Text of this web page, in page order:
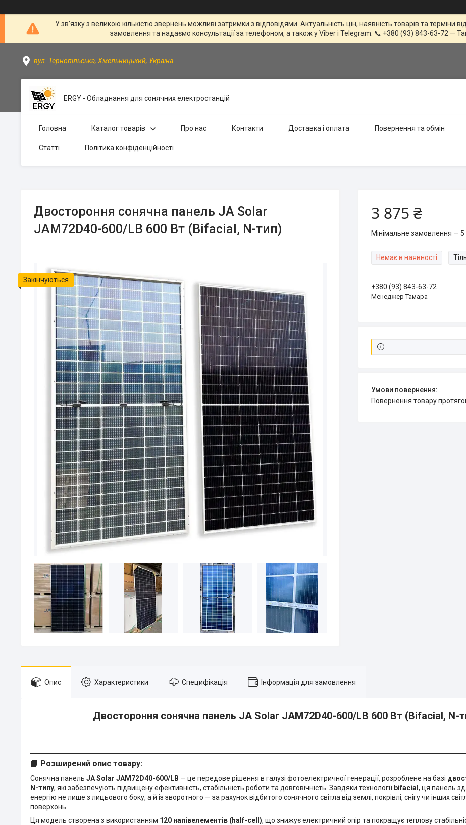
У зв’язку з великою кількістю звернень можливі затримки з відповідями. Актуальність цін, наявність товарів та
замовлення та надаємо консультації за телефоном, а також у Viber і Telegram. 📞 +380 (93) 843-63-72 —
вул. Тернопільська, Хмельницький, Україна
ERGY - Обладнання для сонячних електростанцій
Головна Каталог товарів Про нас Контакти Доставка і оплата Повернення та обмін
Статті Політика конфіденційності
Двостороння сонячна панель JA Solar
JAM72D40-600/LB 600 Вт (Bifacial, N-тип)
Закінчуються
3 875 ₴
Мінімальне замовлення — 5
Немає в наявності
+380 (93) 843-63-72
Менеджер Тамара
повернення товару
Опис Характеристики Специфікація Інформація для замовлення
Двостороння сонячна панель JA Solar JAM72D40-600/LB 600 Вт (Bifacial, N-
📘 Розширений опис товару:
Сонячна панель JA Solar JAM72D40-600/LB — це передове рішення в галузі фотоелектричної генерації, розроблене на базі
N-типу, які забезпечують підвищену ефективність, стабільність роботи та довговічність. Завдяки технології bifacial, ця панель
енергію не лише з лицьового боку, а й із зворотного — за рахунок відбитого сонячного світла від землі, покрівлі, снігу чи інших
поверхонь.
Ця модель створена з використанням 120 напівелементів (half-cell), що знижує електричний опір та покращує теплову